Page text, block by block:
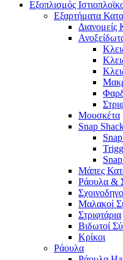
Εξοπλισμός
Εξαρτήματα
Μουσκέτα
Snap
Μάπες
Ράουλα &
Μαλακοί
Στριφτάρια
Βιδωτοί
Κρίκοι
Ράουλα